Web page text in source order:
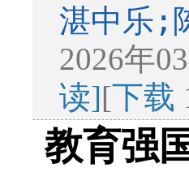
湛中乐;
2026年
读][下载
教育强